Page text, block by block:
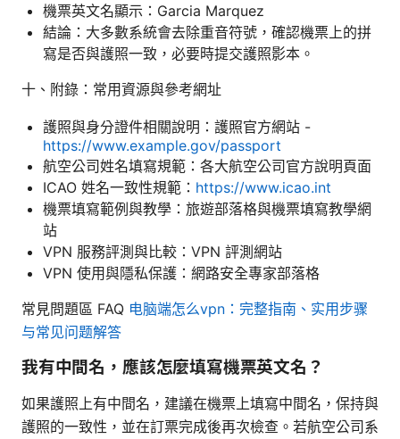
機票英文名顯示：Garcia Marquez
結論：大多數系統會去除重音符號，確認機票上的拼
寫是否與護照一致，必要時提交護照影本。
十、附錄：常用資源與參考網址
護照與身分證件相關說明：護照官方網站 -
https://www.example.gov/passport
航空公司姓名填寫規範：各大航空公司官方說明頁面
ICAO 姓名一致性規範： https://www.icao.int
機票填寫範例與教學：旅遊部落格與機票填寫教學網
站
VPN 服務評測與比較：VPN 評測網站
VPN 使用與隱私保護：網路安全專家部落格
常見問題區 FAQ 电脑端怎么vpn：完整指南、实用步骤
与常见问题解答
我有中間名，應該怎麼填寫機票英文名？
如果護照上有中間名，建議在機票上填寫中間名，保持與
護照的一致性，並在訂票完成後再次檢查。若航空公司系